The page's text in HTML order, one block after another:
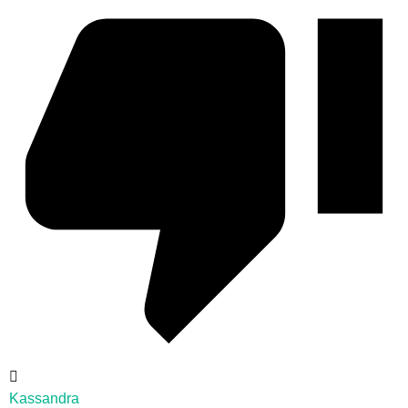
Kassandra